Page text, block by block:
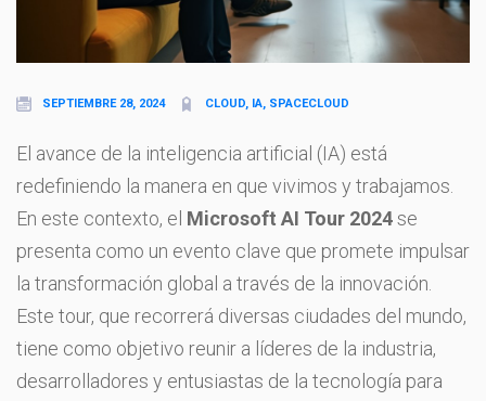
SEPTIEMBRE 28, 2024 CLOUD, IA, SPACECLOUD
El avance de la inteligencia artificial (IA) está
redefiniendo la manera en que vivimos y trabajamos.
En este contexto, el Microsoft AI Tour 2024se
presenta como un evento clave que promete impulsar
la transformación global a través de la innovación.
Este tour, que recorrerá diversas ciudades del mundo,
tiene como objetivo reunir a líderes de la industria,
desarrolladores y entusiastas de la tecnología para